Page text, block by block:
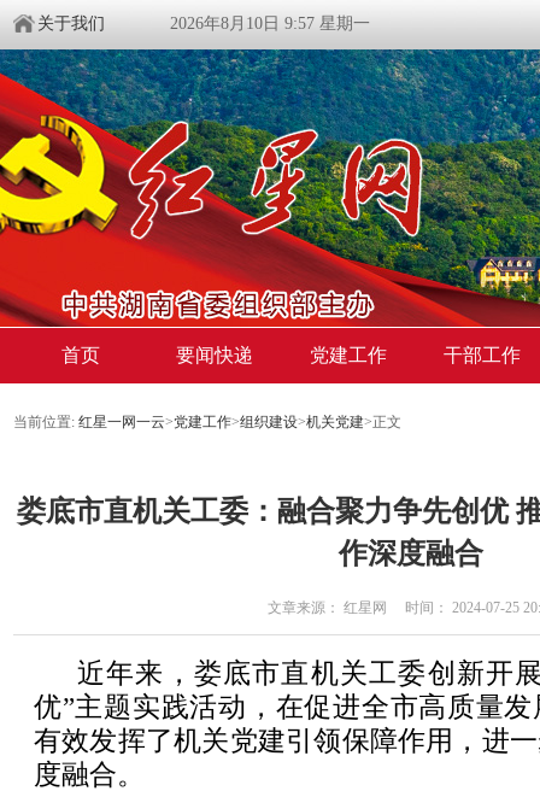
关于我们 2026年8月10日 9:57 星期一
首页 要闻快递 党建工作 干部工作
当前位置: 红星一网一云>党建工作>组织建设>机关党建>正文
娄底市直机关工委：融合聚力争先创优
作深度融合
文章来源： 红星网 时间： 2024-07-25
近年来，娄底市直机关工委创新开
优”主题实践活动，在促进全市高质量
有效发挥了机关党建引领保障作用，进
度融合。